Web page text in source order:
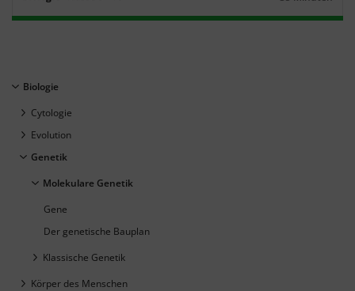
Dauer:
Biologie
Cytologie
Evolution
Genetik
Molekulare Genetik
Gene
Der genetische Bauplan
Klassische Genetik
Körper des Menschen